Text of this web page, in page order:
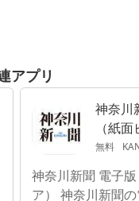
アプリ
神奈川
（紙
無料
神奈川新聞 電子
ア） 神奈川新聞